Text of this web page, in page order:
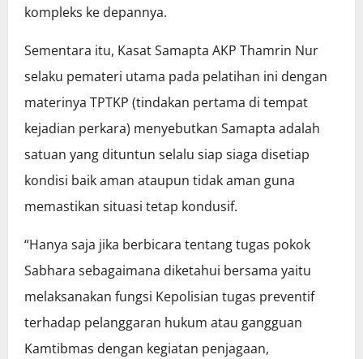
kompleks ke depannya.
Sementara itu, Kasat Samapta AKP Thamrin Nur
selaku pemateri utama pada pelatihan ini dengan
materinya TPTKP (tindakan pertama di tempat
kejadian perkara) menyebutkan Samapta adalah
satuan yang dituntun selalu siap siaga disetiap
kondisi baik aman ataupun tidak aman guna
memastikan situasi tetap kondusif.
“Hanya saja jika berbicara tentang tugas pokok
Sabhara sebagaimana diketahui bersama yaitu
melaksanakan fungsi Kepolisian tugas preventif
terhadap pelanggaran hukum atau gangguan
Kamtibmas dengan kegiatan penjagaan,